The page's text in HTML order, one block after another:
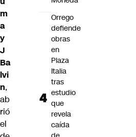
m
a
y
J
Ba
lvi
n,
ab
rió
el
Orrego
defiende
obras
en
Plaza
Italia
tras
estudio
que
revela
caída